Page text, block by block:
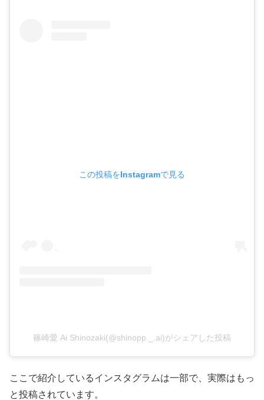
この投稿をInstagramで見る
篠崎愛 Ai Shinozaki(@shinopp._.ai)がシェアした投稿
ここで紹介しているインスタグラムは一部で、実際はもっ
と投稿されています。